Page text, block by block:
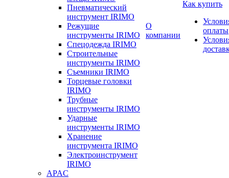
Пневматический
инструмент IRIMO
Режущие
инструменты IRIMO
Спецодежда IRIMO
Строительные
инструменты IRIMO
Съемники IRIMO
Торцевые головки
IRIMO
Трубные
инструменты IRIMO
Ударные
инструменты IRIMO
Хранение
инструмента IRIMO
Электроинструмент
IRIMO
APAC
О
компании
Как купить
оплаты